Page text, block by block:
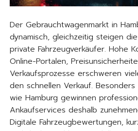
Der Gebrauchtwagenmarkt in
dynamisch, gleichzeitig steigen
private Fahrzeugverkäufer. Hohe
Online-Portalen,
Verkaufsprozesse erschweren
den schnellen Verkauf.
wie Hamburg gewinnen
Ankaufservices deshalb
Digitale Fahrzeugbewertungen,